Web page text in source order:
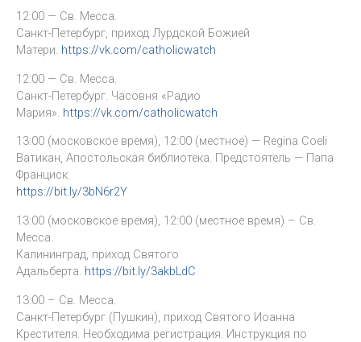
12:00 — Св. Месса.
Санкт-Петербург, приход Лурдской Божией
Матери. https://vk.com/catholicwatch
12:00 — Св. Месса.
Санкт-Петербург. Часовня «Радио
Мария». https://vk.com/catholicwatch
13:00 (московское время), 12:00 (местное) — Regina Coeli
Ватикан, Апостольская библиотека. Предстоятель — Папа
Франциск.
https://bit.ly/3bN6r2Y
13:00 (московское время), 12:00 (местное время) – Св.
Месса.
Калининград, приход Святого
Адальберта. https://bit.ly/3akbLdC
13:00 – Св. Месса.
Санкт-Петербург (Пушкин), приход Святого Иоанна
Крестителя. Необходима регистрация. Инструкция по